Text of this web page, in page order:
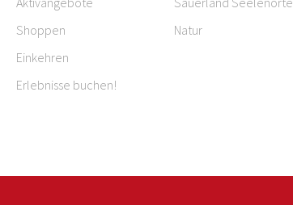
Shoppen
Einkehren
Erlebnisse buchen!
Natur